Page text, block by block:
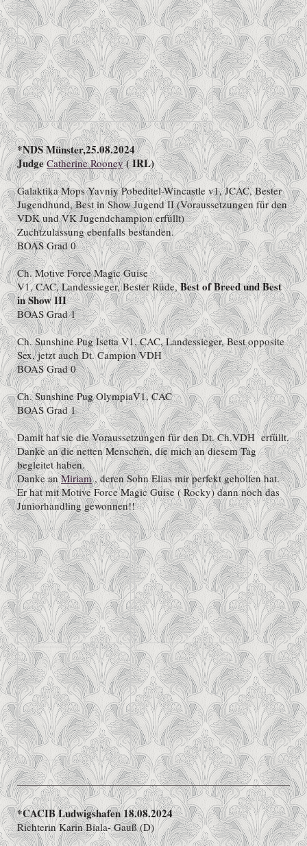
*NDS Münster,25.08.2024
JudgeCatherine Rooney( IRL)
Galaktika Mops Yavniy Pobeditel-Wincastle v1, JCAC, Bester
Jugendhund, Best in Show Jugend II (Voraussetzungen für den
VDK und VK Jugendchampion erfüllt)
Zuchtzulassung ebenfalls bestanden.
BOAS Grad 0
Ch.Motive Force Magic Guise
V1, CAC, Landessieger, Bester Rüde,Best of Breed und Best
in Show III
BOAS Grad 1
Ch. Sunshine Pug Isetta V1, CAC, Landessieger, Best opposite
Sex, jetzt auch Dt. Campion VDH
BOAS Grad 0
Ch. Sunshine Pug OlympiaV1, CAC
BOAS Grad 1
Damit hat sie die Voraussetzungen für den Dt. Ch.VDH erfüllt.
Danke an die netten Menschen, die mich an diesem Tag
begleitet haben.
Danke anMiriam, deren Sohn Elias mir perfekt geholfen hat.
Er hat mit Motive Force Magic Guise ( Rocky) dann noch das
Juniorhandling gewonnen!!
*CACIB Ludwigshafen 18.08.2024
Richterin Karin Biala- Gauß (D)